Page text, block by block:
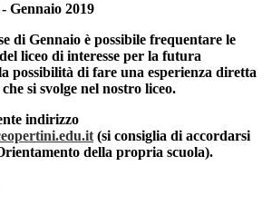
2019
di Gennaio è possibile frequentare le
liceo di interesse per la futura
possibilità di fare una esperienza diretta
si svolge nel nostro liceo.
indirizzo
(si consiglia di accordarsi
della propria scuola).